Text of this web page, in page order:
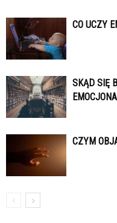
CO UCZY
SKĄD SIĘ
CZYM